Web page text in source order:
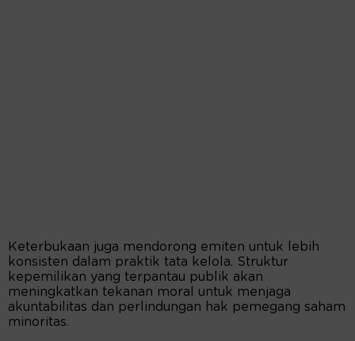
Keterbukaan juga mendorong emiten untuk lebih
konsisten dalam praktik tata kelola. Struktur
kepemilikan yang terpantau publik akan
meningkatkan tekanan moral untuk menjaga
akuntabilitas dan perlindungan hak pemegang saham
minoritas.